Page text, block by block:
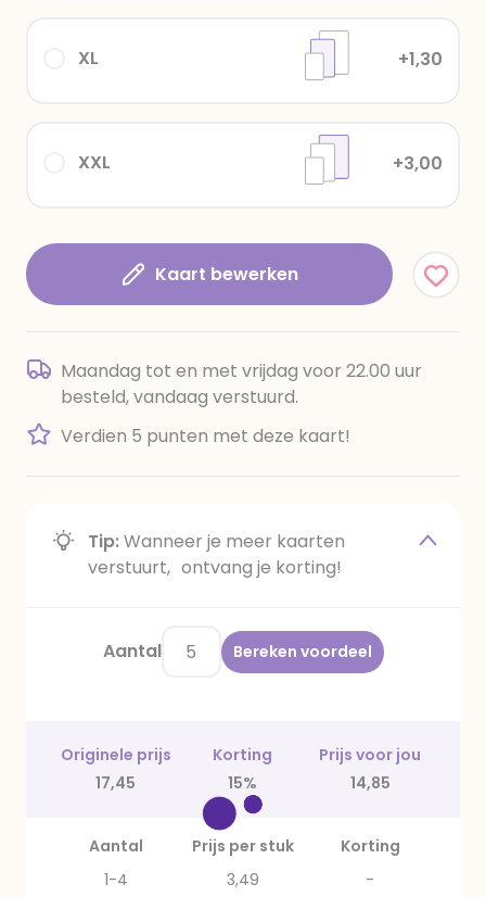
XXL +3,00
XL +1,30
Kaart bewerken
Maandag tot en met vrijdag voor 22.00 uur
besteld, vandaag verstuurd.
Verdien 5 punten met deze kaart!
Tip:Wanneer je meer kaarten
verstuurt, ontvang je korting!
Aantal Bereken voordeel
Originele prijs Korting
Prijs voor jou
17,45
15% 14,85
Aantal Prijs per stuk
Korting
1-4
3,49
-